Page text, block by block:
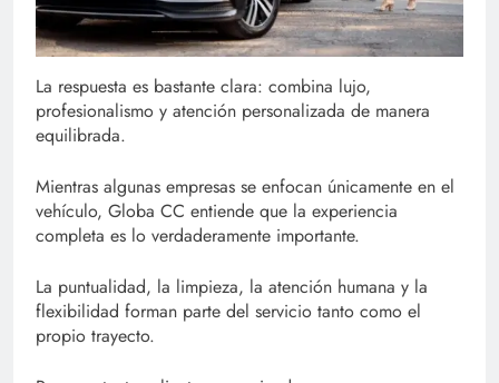
La respuesta es bastante clara: combina lujo,
profesionalismo y atención personalizada de manera
equilibrada.
Mientras algunas empresas se enfocan únicamente en el
vehículo, Globa CC entiende que la experiencia
completa es lo verdaderamente importante.
La puntualidad, la limpieza, la atención humana y la
flexibilidad forman parte del servicio tanto como el
propio trayecto.